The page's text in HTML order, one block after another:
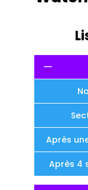
Après
Après 4